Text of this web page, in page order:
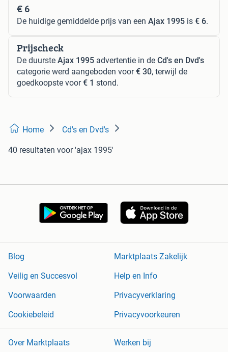
€ 6
De huidige gemiddelde prijs van een Ajax 1995 is € 6.
Prijscheck
De duurste Ajax 1995 advertentie in de Cd's en Dvd's
categorie werd aangeboden voor€ 30, terwijl de
goedkoopste voor€ 1 stond.
Home Cd's en Dvd's
40 resultaten voor 'ajax 1995'
Blog
Marktplaats Zakelijk
Veilig en Succesvol
Help en Info
Voorwaarden
Privacyverklaring
Cookiebeleid
Privacyvoorkeuren
Over Marktplaats Werken bij